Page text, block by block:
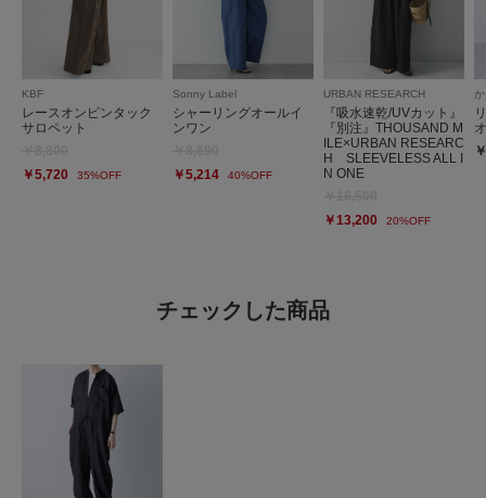
KBF
レースオンピンタック
サロペット
￥5,720
35%OFF
Sonny Label
シャーリングオールイ
ンワン
￥5,214
40%OFF
URBAN RESEARCH
『吸水速乾/UVカット』
『別注』THOUSAND M
ILE×URBAN RESEARC
H SLEEVELESS ALL I
N ONE
￥13,200
20%OFF
チェックした商品